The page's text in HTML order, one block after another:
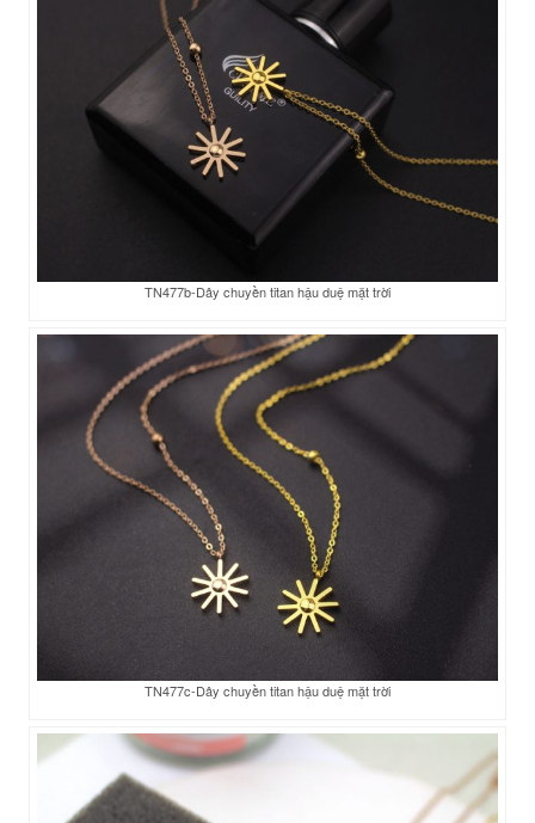
TN477b-Dây chuyền titan hậu duệ mặt trời
TN477c-Dây chuyền titan hậu duệ mặt trời